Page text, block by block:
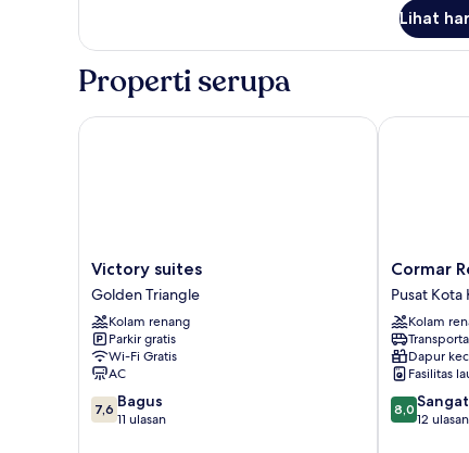
Kondominium
3
tidur,
Lihat
Properti serupa
Victory
suites
Golden
Triangle
Victory suites
Golden Triangle
Kolam renang
Parkir gratis
Wi-Fi Gratis
AC
7.6
dari
7,6 Bagus
11 ulasan
Victory suites
Cormar
Residences
Kuala
Lumpur
Pusat
Kota
Kuala
Lumpur
Cormar
Pusat Kota
Kolam
Dapur
Fasilitas
8.0
dari
8,0
12 ulasan
Cormar